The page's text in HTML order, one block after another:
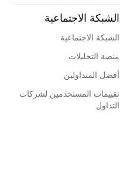
الشبكة الاجتماعية
الشبكة الاجتماعية
منصة التحليلات
أفضل المتداولين
تقييمات المستخدمين لشركات
التداول